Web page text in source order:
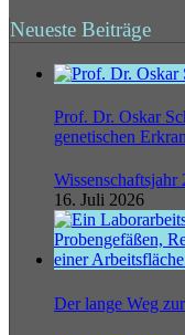
Neueste Beiträge
Prof. Dr. Oskar
genetischen
Wissenschaftsjahr
16. Juli 2026
Der lange Weg